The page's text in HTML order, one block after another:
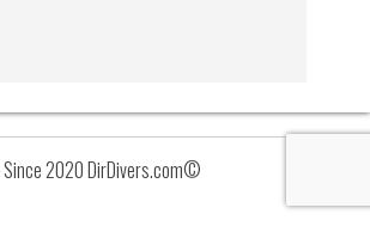
Since 2020 DirDivers.com©